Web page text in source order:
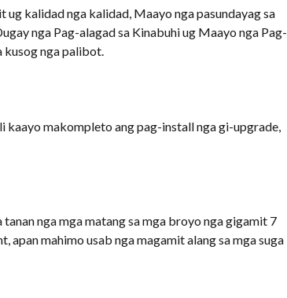
kalidad nga kalidad, Maayo nga pasundayag sa
nga Pag-alagad sa Kinabuhi ug Maayo nga Pag-
nga palibot.
kaayo makompleto ang pag-install nga gi-upgrade,
nga mga matang sa mga broyo nga gigamit 7
apan mahimo usab nga magamit alang sa mga suga